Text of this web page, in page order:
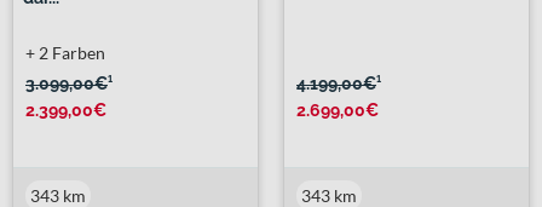
3.099,00€¹
2.399,00€
+ 2 Farben
343 km
4.199,00€¹
2.699,00€
343 km